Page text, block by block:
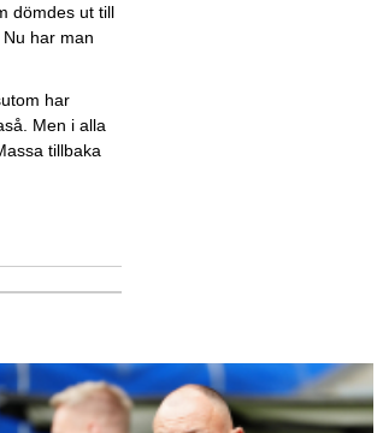
dömdes ut till
har man
har
Men i alla
tillbaka